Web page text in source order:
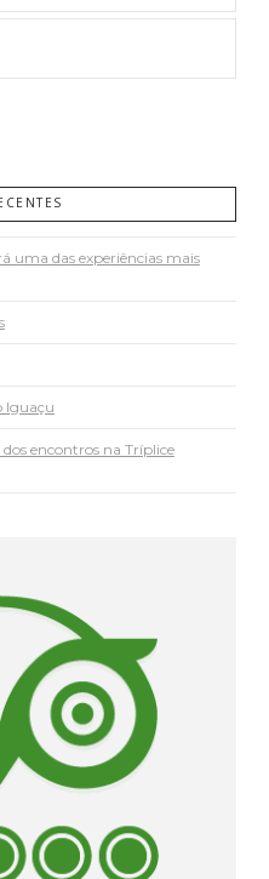
uma das experiências mais
Iguaçu
encontros na Tríplice